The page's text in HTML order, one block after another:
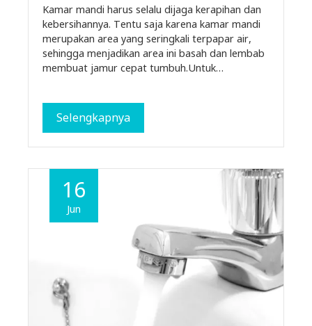
Kamar mandi harus selalu dijaga kerapihan dan
kebersihannya. Tentu saja karena kamar mandi
merupakan area yang seringkali terpapar air,
sehingga menjadikan area ini basah dan lembab
membuat jamur cepat tumbuh.Untuk…
Selengkapnya
16
Jun